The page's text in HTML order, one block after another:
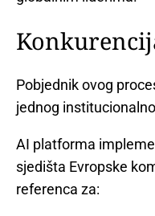
Pobjednik ovog
jednog
AI platforma
sjedišta Evropske
referenca za: